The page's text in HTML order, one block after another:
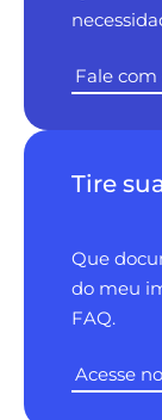
Fale
Tire
Que
do meu
FAQ.
Acesse